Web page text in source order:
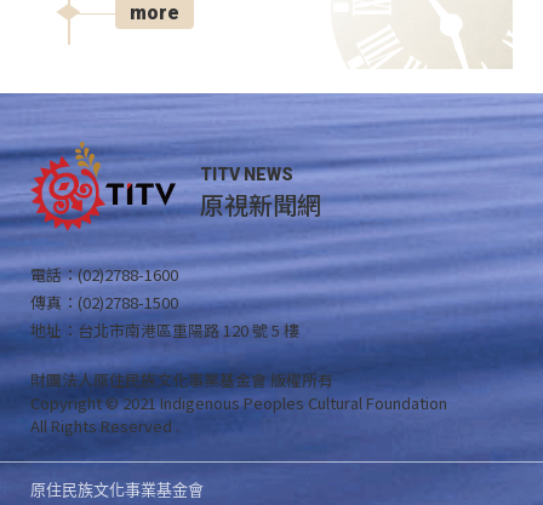
more
TITV NEWS
原視新聞網
電話：(02)2788-1600
傳真：(02)2788-1500
地址：台北市南港區重陽路 120 號 5 樓
財團法人原住民族文化事業基金會 版權所有
Copyright © 2021 Indigenous Peoples Cultural Foundation
All Rights Reserved .
原住民族文化事業基金會